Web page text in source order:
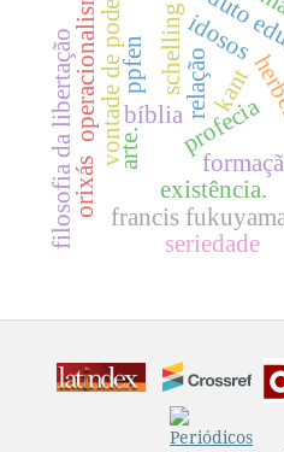
kant
bíbliaprofecia
produto
relação
vontade de poder
operacionalismo idosos
filosofia da libertação arte.
schelling
existência.
francis
seriedade
ppfen
orixás